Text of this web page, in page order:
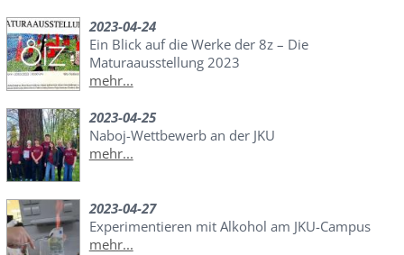
2023-04-24
Ein Blick auf die Werke der 8z – Die
Maturaausstellung 2023
mehr...
2023-04-25
Naboj-Wettbewerb an der JKU
mehr...
2023-04-27
Experimentieren mit Alkohol am JKU-Campus
mehr...